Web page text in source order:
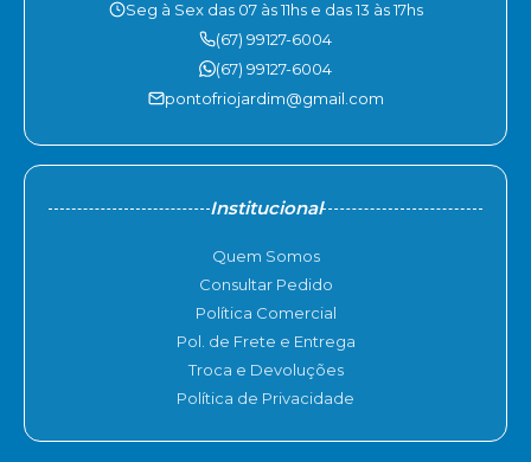
Seg à Sex das 07 às 11hs e das 13 às 17hs
(67) 99127-6004
(67) 99127-6004
pontofriojardim@gmail.com
Institucional
Quem Somos
Consultar Pedido
Política Comercial
Pol. de Frete e Entrega
Troca e Devoluções
Política de Privacidade